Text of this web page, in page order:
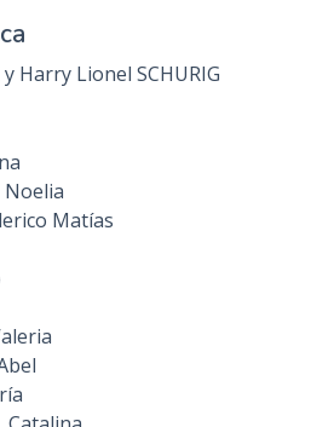
Harry Lionel SCHURIG
Noelia
Matías